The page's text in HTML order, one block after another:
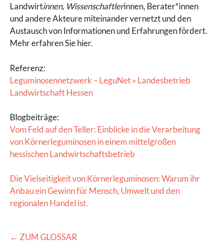
Landwirtinnen, Wissenschaftlerinnen, Berater*innen
und andere Akteure miteinander vernetzt und den
Austausch von Informationen und Erfahrungen fördert.
Mehr erfahren Sie hier.
Referenz:
Leguminosennetzwerk – LeguNet » Landesbetrieb
Landwirtschaft Hessen
Blogbeiträge:
Vom Feld auf den Teller: Einblicke in die Verarbeitung
von Körnerleguminosen in einem mittelgroßen
hessischen Landwirtschaftsbetrieb
Die Vielseitigkeit von Körnerleguminosen: Warum ihr
Anbau ein Gewinn für Mensch, Umwelt und den
regionalen Handel ist.
← ZUM GLOSSAR